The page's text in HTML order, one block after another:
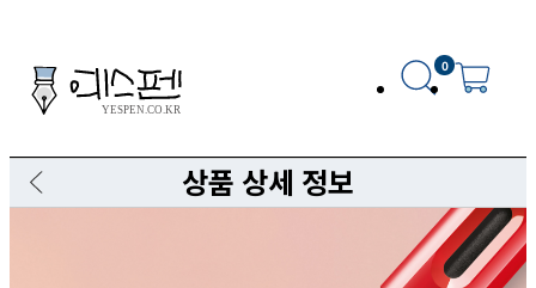
0
상품 상세 정보